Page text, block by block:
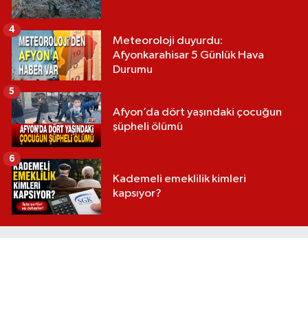
Meteoroloji duyurdu:
Afyonkarahisar 5 Günlük Hava
Durumu
4
Afyon’da dört yaşındaki çocuğun
şüpheli ölümü
5
Kademeli emeklilik kimleri
kapsıyor?
6